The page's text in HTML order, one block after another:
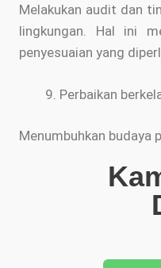
Melakukan audit dan
lingkungan. Hal ini
penyesuaian yang
Perbaikan
Menumbuhkan budaya